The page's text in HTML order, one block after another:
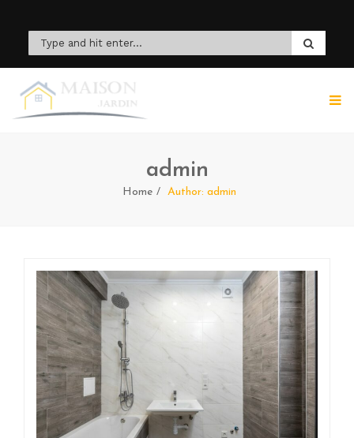
admin
Home Author: admin